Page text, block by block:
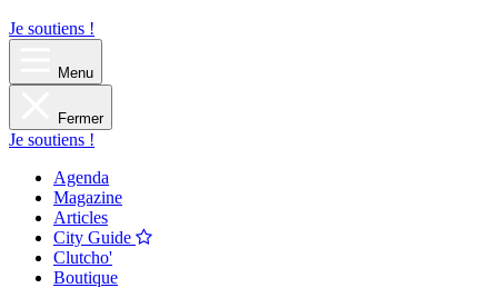
Je soutiens !
Menu
Fermer
Je soutiens !
Agenda
Magazine
Articles
City Guide
Clutcho'
Boutique